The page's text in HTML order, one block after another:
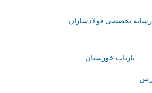
رسانه تخصصی فولادسازان
بازتاب خوزستان